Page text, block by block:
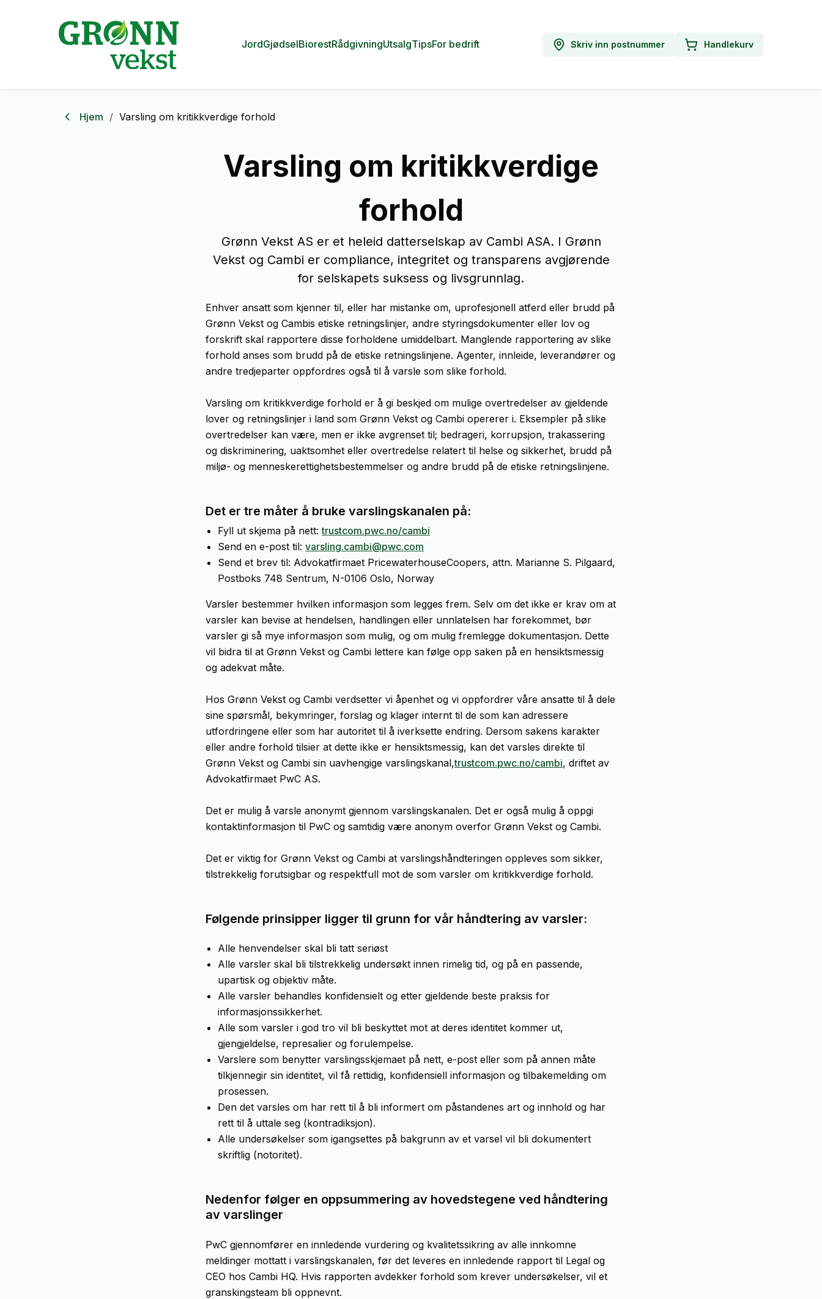
JordGjødselBiorestRådgivningUtsalgTipsFor bedrift Skriv inn postnummer Handlekurv
Hjem / Varsling om kritikkverdige forhold
Varsling om kritikkverdige
forhold
Grønn Vekst AS er et heleid datterselskap av Cambi ASA. I Grønn
Vekst og Cambi er compliance, integritet og transparens avgjørende
for selskapets suksess og livsgrunnlag.
Enhver ansatt som kjenner til, eller har mistanke om, uprofesjonell atferd eller brudd på
Grønn Vekst og Cambis etiske retningslinjer, andre styringsdokumenter eller lov og
forskrift skal rapportere disse forholdene umiddelbart. Manglende rapportering av slike
forhold anses som brudd på de etiske retningslinjene. Agenter, innleide, leverandører og
andre tredjeparter oppfordres også til å varsle som slike forhold.
Varsling om kritikkverdige forhold er å gi beskjed om mulige overtredelser av gjeldende
lover og retningslinjer i land som Grønn Vekst og Cambi opererer i. Eksempler på slike
overtredelser kan være, men er ikke avgrenset til; bedrageri, korrupsjon, trakassering
og diskriminering, uaktsomhet eller overtredelse relatert til helse og sikkerhet, brudd på
miljø- og menneskerettighetsbestemmelser og andre brudd på de etiske retningslinjene.
Det er tre måter å bruke varslingskanalen på:
Fyll ut skjema på nett:trustcom.pwc.no/cambi
Send en e-post til: varsling.cambi@pwc.com
Send et brev til: Advokatfirmaet PricewaterhouseCoopers, attn. Marianne S. Pilgaard,
Postboks 748 Sentrum, N-0106 Oslo, Norway
Varsler bestemmer hvilken informasjon som legges frem. Selv om det ikke er krav om at
varsler kan bevise at hendelsen, handlingen eller unnlatelsen har forekommet, bør
varsler gi så mye informasjon som mulig, og om mulig fremlegge dokumentasjon. Dette
vil bidra til at Grønn Vekst og Cambi lettere kan følge opp saken på en hensiktsmessig
og adekvat måte.
Hos Grønn Vekst og Cambi verdsetter vi åpenhet og vi oppfordrer våre ansatte til å dele
sine spørsmål, bekymringer, forslag og klager internt til de som kan adressere
utfordringene eller som har autoritet til å iverksette endring. Dersom sakens karakter
eller andre forhold tilsier at dette ikke er hensiktsmessig, kan det varsles direkte til
Grønn Vekst og Cambi sin uavhengige varslingskanal,trustcom.pwc.no/cambi, driftet av
Advokatfirmaet PwC AS.
Det er mulig å varsle anonymt gjennom varslingskanalen. Det er også mulig å oppgi
kontaktinformasjon til PwC og samtidig være anonym overfor Grønn Vekst og Cambi.
Det er viktig for Grønn Vekst og Cambi at varslingshåndteringen oppleves som sikker,
tilstrekkelig forutsigbar og respektfull mot de som varsler om kritikkverdige forhold.
Følgende prinsipper ligger til grunn for vår håndtering av varsler:
Alle henvendelser skal bli tatt seriøst
Alle varsler skal bli tilstrekkelig undersøkt innen rimelig tid, og på en passende,
upartisk og objektiv måte.
Alle varsler behandles konfidensielt og etter gjeldende beste praksis for
informasjonssikkerhet.
Alle som varsler i god tro vil bli beskyttet mot at deres identitet kommer ut,
gjengjeldelse, represalier og forulempelse.
Varslere som benytter varslingsskjemaet på nett, e-post eller som på annen måte
tilkjennegir sin identitet, vil få rettidig, konfidensiell informasjon og tilbakemelding om
prosessen.
Den det varsles om har rett til å bli informert om påstandenes art og innhold og har
rett til å uttale seg (kontradiksjon).
Alle undersøkelser som igangsettes på bakgrunn av et varsel vil bli dokumentert
skriftlig (notoritet).
Nedenfor følger en oppsummering av hovedstegene ved håndtering
av varslinger
PwC gjennomfører en innledende vurdering og kvalitetssikring av alle innkomne
meldinger mottatt i varslingskanalen, før det leveres en innledende rapport til Legal og
CEO hos Cambi HQ. Hvis rapporten avdekker forhold som krever undersøkelser, vil et
granskingsteam bli oppnevnt.